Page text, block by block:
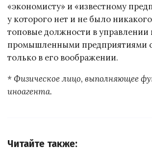
«экономисту» и «известному
у которого нет и не было
топовые должности в
промышленными предприятиями
только в его воображении.
* Физическое лицо, выполняющее
иноагента.
Читайте также: